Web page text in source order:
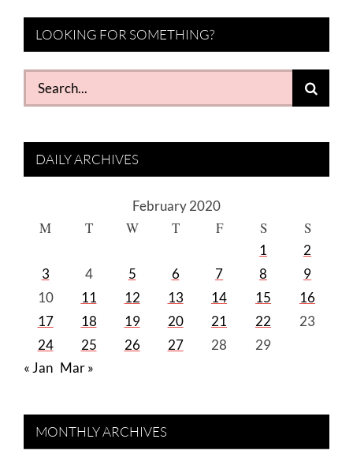
LOOKING FOR SOMETHING?
Search
for:
DAILY ARCHIVES
February 2020
M T W T F S S
1
2
3
4 5 6 7 8
9
10
11 12 13 14 15
16
17
18 19 20 21 22
23
24
25 26 27 28
29
« Jan Mar »
MONTHLY ARCHIVES